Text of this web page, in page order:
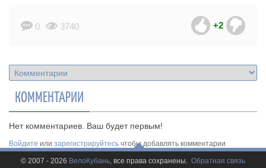
0 3740 +2
КОММЕНТАРИИ
Нет комментариев. Ваш будет первым!
Войдите или зарегистрируйтесь чтобы добавлять комментарии
© 2007 - 2026 ВелоКубань, все права сохранены. Обратная связь